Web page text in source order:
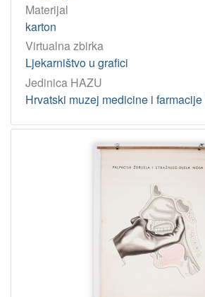
Materijal
karton
Virtualna zbirka
Ljekarništvo u grafici
Jedinica HAZU
Hrvatski muzej medicine i farmacije